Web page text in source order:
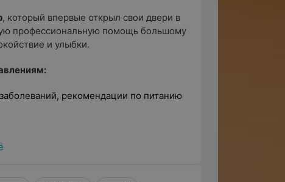
, который впервые открыл свои двери в
профессиональную помощь большому
и улыбки.
рекомендации по питанию
заболеваний у детей);